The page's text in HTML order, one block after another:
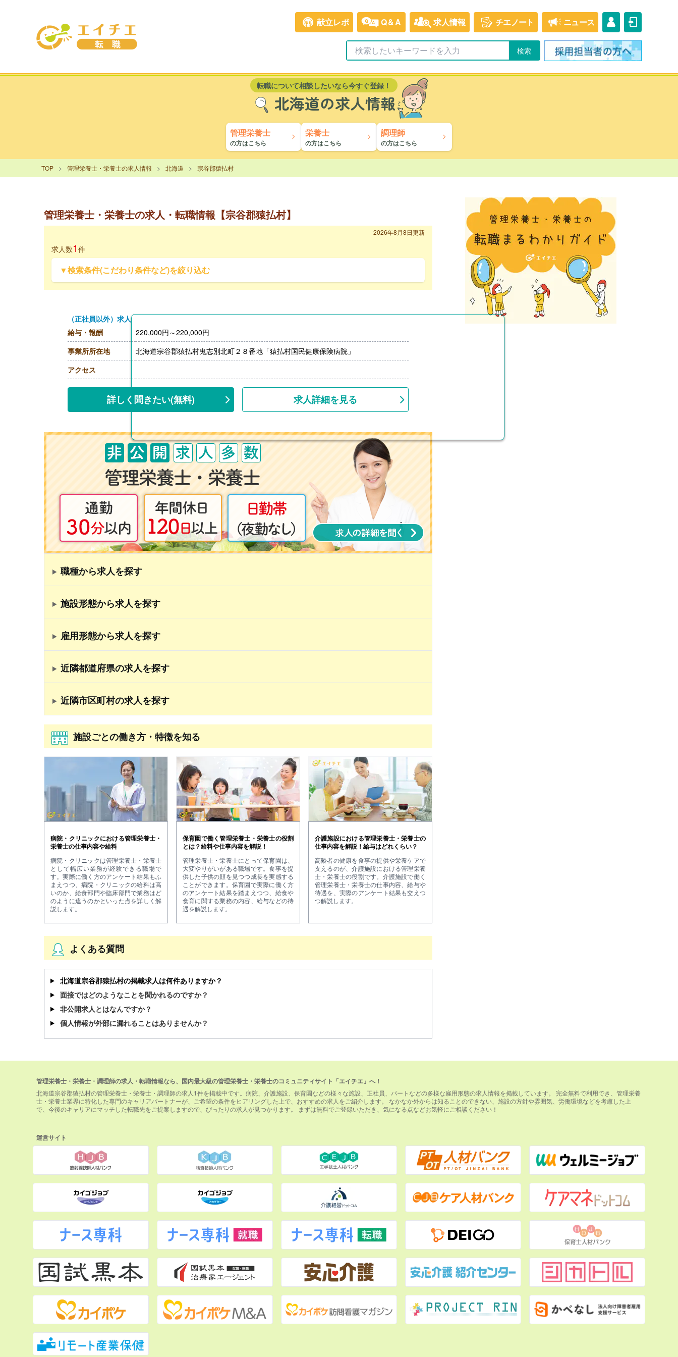
献立レポ Q&A 求人情報 チエノート ニュース
転職について相談したいなら今すぐ登録！
北海道の求人情報
管理栄養士
の方はこちら
栄養士
の方はこちら
調理師
の方はこちら
TOP 管理栄養士・栄養士の求人情報 北海道 宗谷郡猿払村
管理栄養士・栄養士の求人・転職情報【宗谷郡猿払村】
2026年8月8日更新
求人数1 件
▼検索条件(こだわり条件など)を絞り込む
（正社員以外）求人
給与・報酬
220,000円～220,000円
事業所所在地
北海道宗谷郡猿払村鬼志別北町２８番地「猿払村国民健康保険病院」
アクセス
詳しく聞きたい(無料) 求人詳細を見る
職種から求人を探す
施設形態から求人を探す
雇用形態から求人を探す
近隣都道府県の求人を探す
近隣市区町村の求人を探す
施設ごとの働き方・特徴を知る
病院・クリニックにおける管理栄養士・
栄養士の仕事内容や給料
病院・クリニックは管理栄養士・栄養士
として幅広い業務が経験できる職場で
す。実際に働く方のアンケート結果もふ
まえつつ、病院・クリニックの給料は高
いのか、給食部門や臨床部門で業務はど
のように違うのかといった点を詳しく解
説します。
保育園で働く管理栄養士・栄養士の役割
とは？給料や仕事内容を解説！
管理栄養士・栄養士にとって保育園は、
大変やりがいがある職場です。食事を提
供した子供の顔を見つつ成長を実感する
ことができます。保育園で実際に働く方
のアンケート結果を踏まえつつ、給食や
食育に関する業務の内容、給与などの待
遇を解説します。
介護施設における管理栄養士・栄養士の
仕事内容を解説！給与はどれくらい？
高齢者の健康を食事の提供や栄養ケアで
支えるのが、介護施設における管理栄養
士・栄養士の役割です。介護施設で働く
管理栄養士・栄養士の仕事内容、給与や
待遇を、実際のアンケート結果も交えつ
つ解説します。
よくある質問
北海道宗谷郡猿払村の掲載求人は何件ありますか？
面接ではどのようなことを聞かれるのですか？
非公開求人とはなんですか？
個人情報が外部に漏れることはありませんか？
管理栄養士・栄養士・調理師の求人・転職情報なら、国内最大級の管理栄養士・栄養士のコミュニティサイト「エイチエ」へ！
北海道宗谷郡猿払村の管理栄養士・栄養士・調理師の求人1件を掲載中です。病院、介護施設、保育園などの様々な施設、正社員、パートなどの多様な雇用形態の求人情報を掲載しています。 完全無料で利用でき、管理栄養
士・栄養士業界に特化した専門のキャリアパートナーが、ご希望の条件をヒアリングした上で、おすすめの求人をご紹介します。 なかなか外からは知ることのできない、施設の方針や雰囲気、労働環境などを考慮した上
で、今後のキャリアにマッチした転職先をご提案しますので、ぴったりの求人が見つかります。 まずは無料でご登録いただき、気になる点などお気軽にご相談ください！
運営サイト